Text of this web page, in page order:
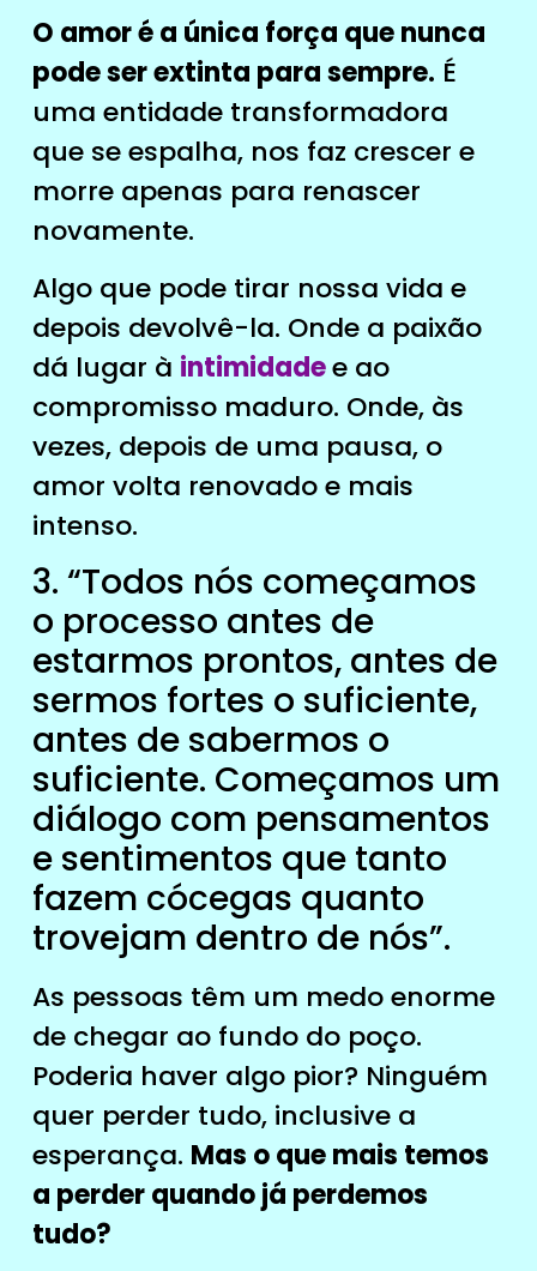
O amor é a única força que nunca
pode ser extinta para sempre. É
uma entidade transformadora
que se espalha, nos faz crescer e
morre apenas para renascer
novamente.
Algo que pode tirar nossa vida e
depois devolvê-la. Onde a paixão
dá lugar à intimidadee ao
compromisso maduro. Onde, às
vezes, depois de uma pausa, o
amor volta renovado e mais
intenso.
3. “Todos nós começamos
o processo antes de
estarmos prontos, antes de
sermos fortes o suficiente,
antes de sabermos o
suficiente. Começamos um
diálogo com pensamentos
e sentimentos que tanto
fazem cócegas quanto
trovejam dentro de nós”.
As pessoas têm um medo enorme
de chegar ao fundo do poço.
Poderia haver algo pior? Ninguém
quer perder tudo, inclusive a
esperança. Mas o que mais temos
a perder quando já perdemos
tudo?